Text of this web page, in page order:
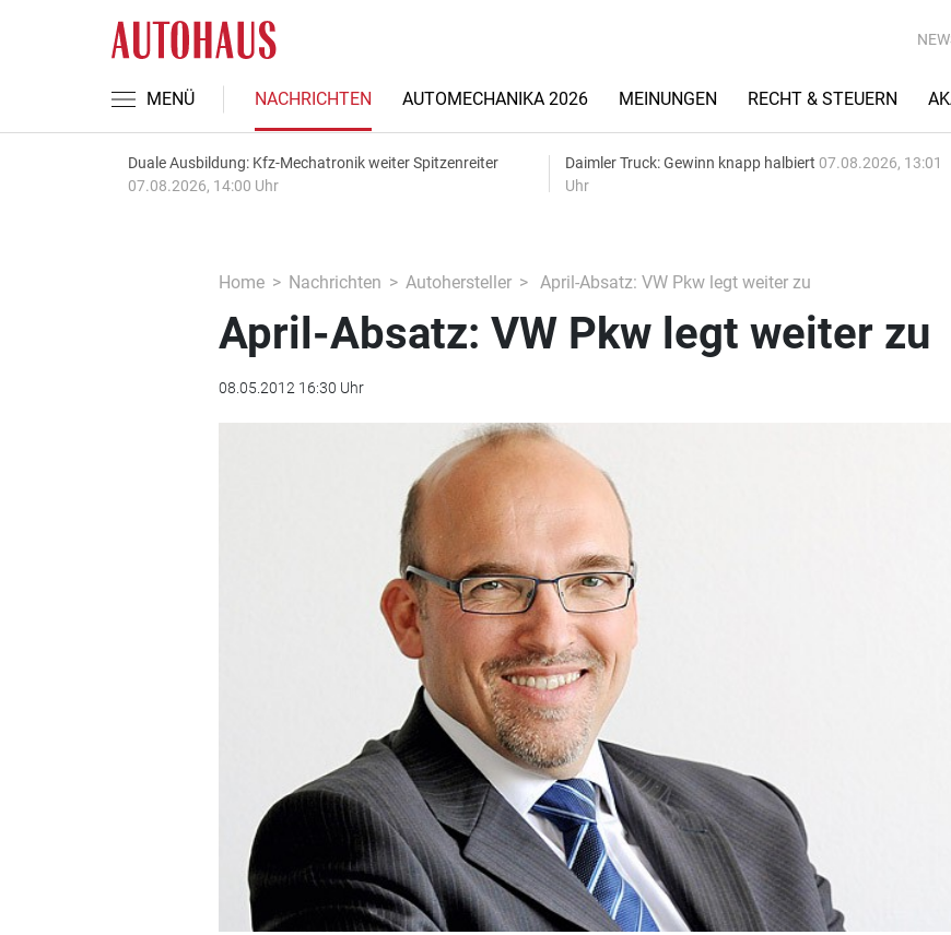
MENÜ NACHRICHTEN AUTOMECHANIKA 2026 MEINUNGEN RECHT & STEUERN
Duale Ausbildung: Kfz-Mechatronik weiter Spitzenreiter
07.08.2026, 14:00 Uhr
Daimler Truck: Gewinn knapp halbiert 07.08.2026, 13:01
Uhr
Home Nachrichten Autohersteller April-Absatz: VW Pkw legt weiter zu
April-Absatz: VW Pkw legt weiter zu
08.05.2012 16:30 Uhr